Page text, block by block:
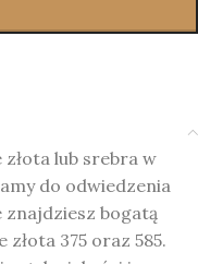
lub srebra w
do odwiedzenia
znajdziesz bogatą
375 oraz 585.